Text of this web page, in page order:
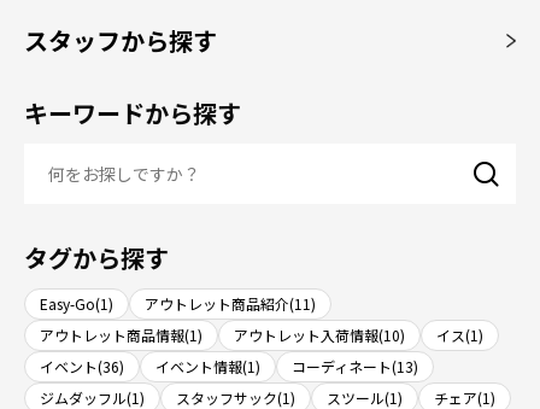
スタッフから探す
キーワードから探す
タグから探す
Easy-Go(1)
アウトレット商品紹介(11)
アウトレット商品情報(1)
アウトレット入荷情報(10)
イス(1)
イベント(36)
イベント情報(1)
コーディネート(13)
ジムダッフル(1)
スタッフサック(1) スツール(1)
チェア(1)